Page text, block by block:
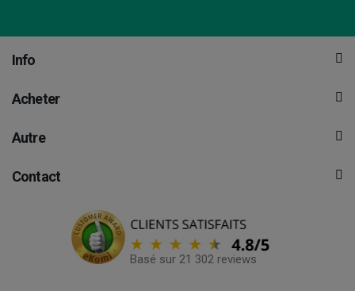
Info
Acheter
Autre
Contact
Basé sur 21 302 reviews